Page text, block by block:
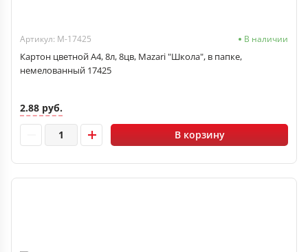
Артикул: M-17425 В наличии
Картон цветной A4, 8л, 8цв, Mazari "Школа", в папке,
немелованный 17425
2.88 руб.
В корзину